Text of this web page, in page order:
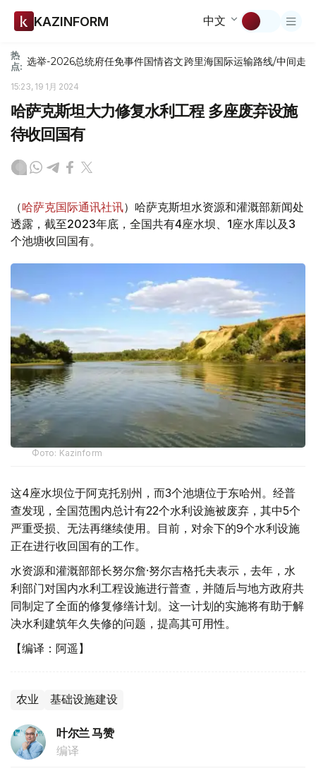
KAZINFORM 中文
热
点: 选举-2026总统府任免事件国情咨文跨里海国际运输路线/中间走廊
15:23, 19 1月 2024
哈萨克斯坦大力修复水利工程 多座废弃设施
待收回国有
（哈萨克国际通讯社讯）哈萨克斯坦水资源和灌溉部新闻处
透露，截至2023年底，全国共有4座水坝、1座水库以及3
个池塘收回国有。
Фото: Kazinform
这4座水坝位于阿克托别州，而3个池塘位于东哈州。经普
查发现，全国范围内总计有22个水利设施被废弃，其中5个
严重受损、无法再继续使用。目前，对余下的9个水利设施
正在进行收回国有的工作。
水资源和灌溉部部长努尔詹·努尔吉格托夫表示，去年，水
利部门对国内水利工程设施进行普查，并随后与地方政府共
同制定了全面的修复修缮计划。这一计划的实施将有助于解
决水利建筑年久失修的问题，提高其可用性。
【编译：阿遥】
农业 基础设施建设
叶尔兰 马赞
编译